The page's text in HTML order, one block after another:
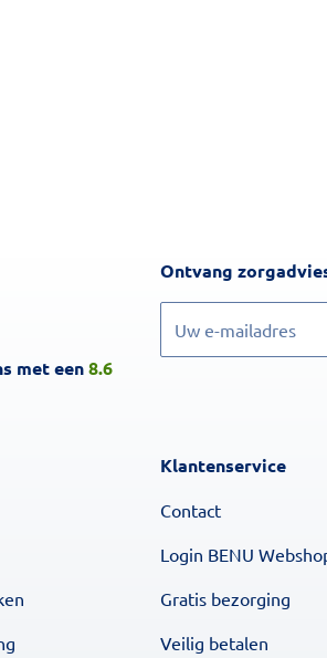
met een8.6
Ontvang
Klantenservice
Contact
Login BENU
Gratis bezorging
Veilig betalen